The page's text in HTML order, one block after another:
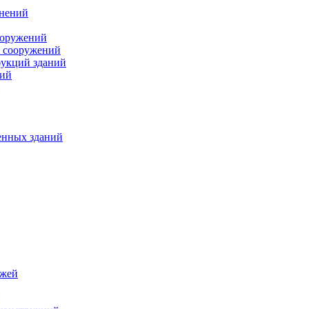
сооружений
зданий
зданий